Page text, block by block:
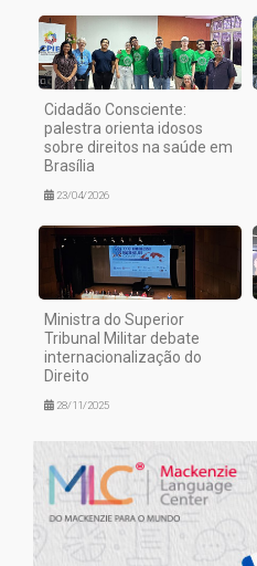
Cidadão Consciente:
palestra orienta idosos
sobre direitos na saúde em
Brasília
23/04/2026
Ministra do Superior
Tribunal Militar debate
internacionalização do
Direito
28/11/2025